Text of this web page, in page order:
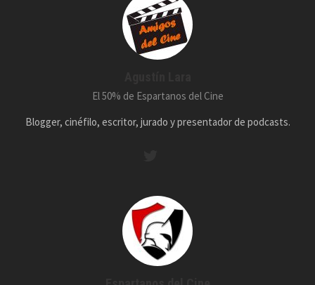
El 50% de Espartanos del Cine
Blogger, cinéfilo, escritor, jurado y presentador de podcasts.